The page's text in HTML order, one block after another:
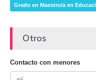
Grado en Maestro/a en
Otros
Contacto con menores